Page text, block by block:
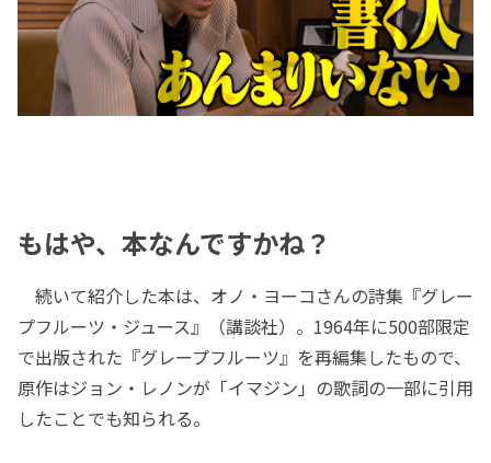
もはや、本なんですかね？
続いて紹介した本は、オノ・ヨーコさんの詩集『グレー
プフルーツ・ジュース』（講談社）。1964年に500部限定
で出版された『グレープフルーツ』を再編集したもので、
原作はジョン・レノンが「イマジン」の歌詞の一部に引用
したことでも知られる。